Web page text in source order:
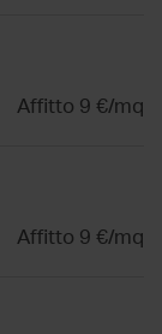
Affitto 9 €/mq
Affitto 9 €/mq